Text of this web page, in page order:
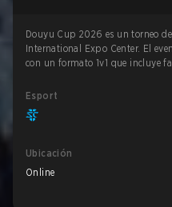
Douyu Cup 2026 es un torneo
International Expo Center. El
con un formato 1v1 que incluye
Esport
Ubicación
Online